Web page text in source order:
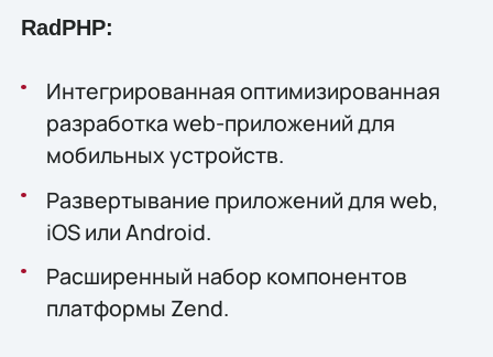
RadPHP:
Интегрированная оптимизированная
разработка web-приложений для
мобильных устройств.
Развертывание приложений для web,
iOS или Android.
Расширенный набор компонентов
платформы Zend.